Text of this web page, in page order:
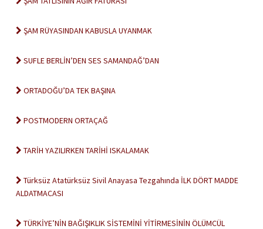
ŞAM RÜYASINDAN KABUSLA UYANMAK
SUFLE BERLİN’DEN SES SAMANDAĞ’DAN
ORTADOĞU’DA TEK BAŞINA
POSTMODERN ORTAÇAĞ
TARİH YAZILIRKEN TARİHİ ISKALAMAK
Türksüz Atatürksüz Sivil Anayasa Tezgahında İLK DÖRT MADDE
ALDATMACASI
TÜRKİYE’NİN BAĞIŞIKLIK SİSTEMİNİ YİTİRMESİNİN ÖLÜMCÜL